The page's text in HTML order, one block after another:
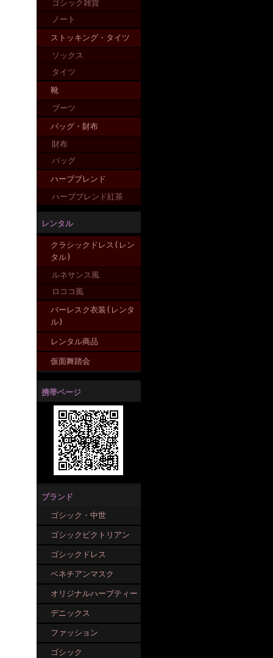
ゴシック雑貨
ノート
ストッキング・タイツ
ソックス
タイツ
靴
ブーツ
バッグ・財布
財布
バッグ
ハーブブレンド
ハーブブレンド紅茶
レンタル
クラシックドレス(レン
タル)
ルネサンス風
ロココ風
バーレスク衣装(レンタ
ル)
レンタル商品
仮面舞踏会
携帯ページ
ブランド
ゴシック・中世
ゴシックビクトリアン
ゴシックドレス
ベネチアンマスク
オリジナルハーブティー
デニックス
ファッション
ゴシック